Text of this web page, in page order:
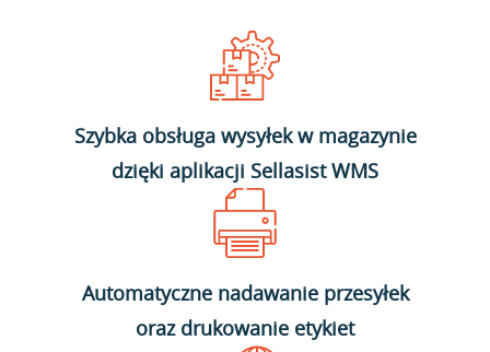
Szybka obsługa wysyłek w magazynie
dzięki aplikacji Sellasist WMS
Automatyczne nadawanie przesyłek
oraz drukowanie etykiet